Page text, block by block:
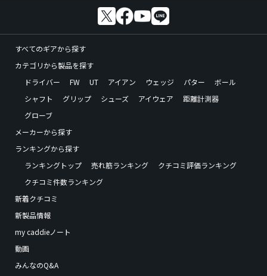
すべてのギアから探す
カテゴリから製品を探す
ドライバー
FW UT アイアン ウェッジ パター
ボール
シャフト
グリップ シューズ アイウェア
距離計測器
グローブ
メーカーから探す
ランキングから探す
ランキングトップ
売れ筋ランキング
クチコミ評価ランキング
クチコミ件数ランキング
新着クチコミ
新製品情報
my caddieノート
動画
みんなのQ&A